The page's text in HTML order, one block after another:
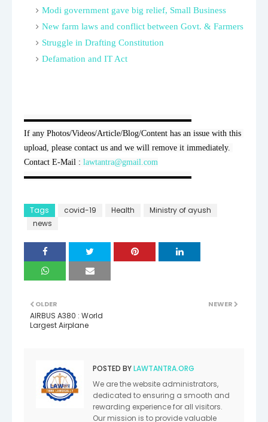
Modi government gave big relief, Small Business
New farm laws and conflict between Govt. & Farmers
Struggle in Drafting Constitution
Defamation and IT Act
▬▬▬▬▬▬▬▬▬▬▬▬▬▬▬▬▬▬▬▬
If any Photos/Videos/Article/Blog/Content has an issue with this
upload, please contact us and we will remove it immediately.
Contact E-Mail : lawtantra@gmail.com
▬▬▬▬▬▬▬▬▬▬▬▬▬▬▬▬▬▬▬▬
Tags covid-19 Health
Ministry of ayush
news
NEWER
OLDER
AIRBUS A380 : World
Largest Airplane
POSTED BYLAWTANTRA.ORG
We are the website administrators,
dedicated to ensuring a smooth and
rewarding experience for all visitors.
Our mission is to provide valuable